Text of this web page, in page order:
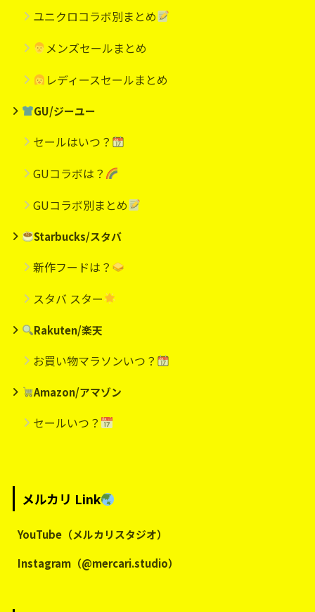
ユニクロコラボ別まとめ
メンズセールまとめ
レディースセールまとめ
GU/ジーユー
セールはいつ？
GUコラボは？
GUコラボ別まとめ
Starbucks/スタバ
新作フードは？
スタバ スター
Rakuten/楽天
お買い物マラソンいつ？
Amazon/アマゾン
セールいつ？
メルカリ Link
YouTube（メルカリスタジオ）
Instagram（@mercari.studio）